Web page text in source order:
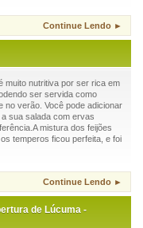
Continue Lendo ►
muito nutritiva por ser rica em
ser servida como
no verão. Você pode adicionar
sua salada com ervas
mistura dos feijões
temperos ficou perfeita, e foi
Continue Lendo ►
de Lúcuma -